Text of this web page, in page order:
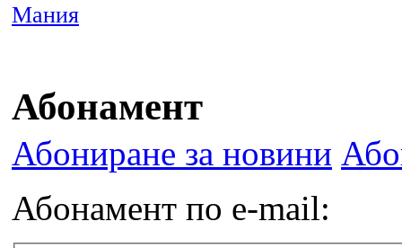
Мания
Абонамент
Абониране за новини
Абонамент по e-mail: